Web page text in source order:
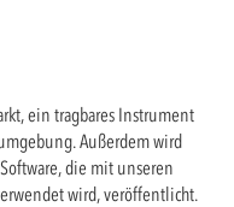
ein tragbares Instrument
Außerdem wird
die mit unseren
wird, veröffentlicht.